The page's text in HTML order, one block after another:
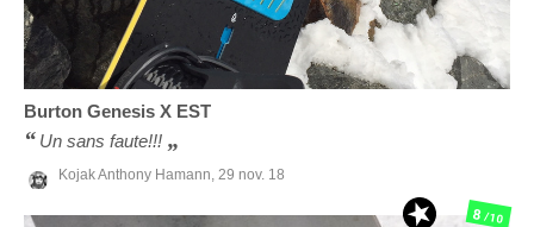
Burton Genesis X EST
Un sans faute!!!
Kojak Anthony Hamann, 29 nov. 18
8/10